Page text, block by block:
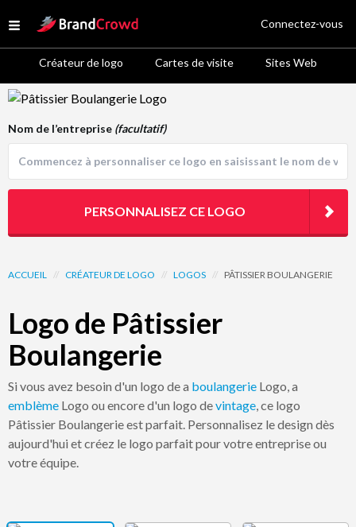
Open menu
Site Logo
Créateur de logo Cartes de visite Sites Web
Connectez-vous
Logo Template Preview
ACCUEIL // CRÉATEUR DE LOGO // LOGOS // PÂTISSIER BOULANGERIE
Logo de Pâtissier
Boulangerie
Si vous avez besoin d'un logo de a boulangerie Logo, a
emblème Logo ou encore d'un logo devintage, ce logo
Pâtissier Boulangerie est parfait. Personnalisez le design dès
aujourd'hui et créez le logo parfait pour votre entreprise ou
votre équipe.
Nom de l’entreprise (facultatif)
PERSONNALISEZ CE LOGO